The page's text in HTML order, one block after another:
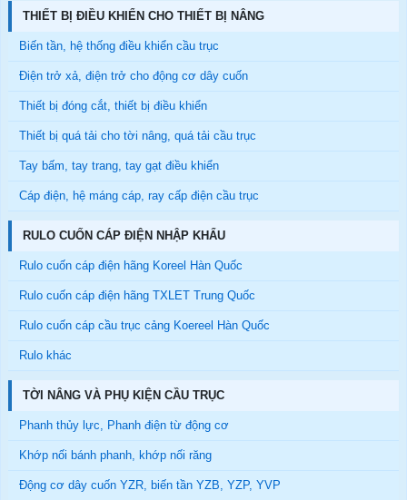
THIẾT BỊ ĐIỀU KHIỂN CHO THIẾT BỊ NÂNG
Biến tần, hệ thống điều khiển cầu trục
Điện trở xả, điện trở cho động cơ dây cuốn
Thiết bị đóng cắt, thiết bị điều khiển
Thiết bị quá tải cho tời nâng, quá tải cầu trục
Tay bấm, tay trang, tay gạt điều khiển
Cáp điện, hệ máng cáp, ray cấp điện cầu trục
RULO CUỐN CÁP ĐIỆN NHẬP KHẨU
Rulo cuốn cáp điện hãng Koreel Hàn Quốc
Rulo cuốn cáp điện hãng TXLET Trung Quốc
Rulo cuốn cáp cầu trục cảng Koereel Hàn Quốc
Rulo khác
TỜI NÂNG VÀ PHỤ KIỆN CẦU TRỤC
Phanh thủy lực, Phanh điện từ động cơ
Khớp nối bánh phanh, khớp nối răng
Động cơ dây cuốn YZR, biến tần YZB, YZP, YVP